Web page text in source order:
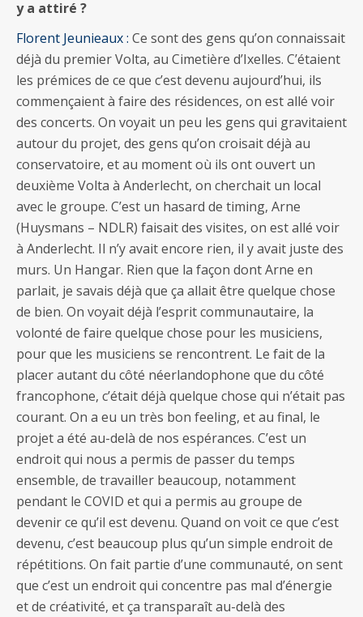
y a attiré ?
Florent Jeunieaux : Ce sont des gens qu’on connaissait
déjà du premier Volta, au Cimetière d’Ixelles. C’étaient
les prémices de ce que c’est devenu aujourd’hui, ils
commençaient à faire des résidences, on est allé voir
des concerts. On voyait un peu les gens qui gravitaient
autour du projet, des gens qu’on croisait déjà au
conservatoire, et au moment où ils ont ouvert un
deuxième Volta à Anderlecht, on cherchait un local
avec le groupe. C’est un hasard de timing, Arne
(Huysmans – NDLR) faisait des visites, on est allé voir
à Anderlecht. Il n’y avait encore rien, il y avait juste des
murs. Un Hangar. Rien que la façon dont Arne en
parlait, je savais déjà que ça allait être quelque chose
de bien. On voyait déjà l’esprit communautaire, la
volonté de faire quelque chose pour les musiciens,
pour que les musiciens se rencontrent. Le fait de la
placer autant du côté néerlandophone que du côté
francophone, c’était déjà quelque chose qui n’était pas
courant. On a eu un très bon feeling, et au final, le
projet a été au-delà de nos espérances. C’est un
endroit qui nous a permis de passer du temps
ensemble, de travailler beaucoup, notamment
pendant le COVID et qui a permis au groupe de
devenir ce qu’il est devenu. Quand on voit ce que c’est
devenu, c’est beaucoup plus qu’un simple endroit de
répétitions. On fait partie d’une communauté, on sent
que c’est un endroit qui concentre pas mal d’énergie
et de créativité, et ça transparaît au-delà des